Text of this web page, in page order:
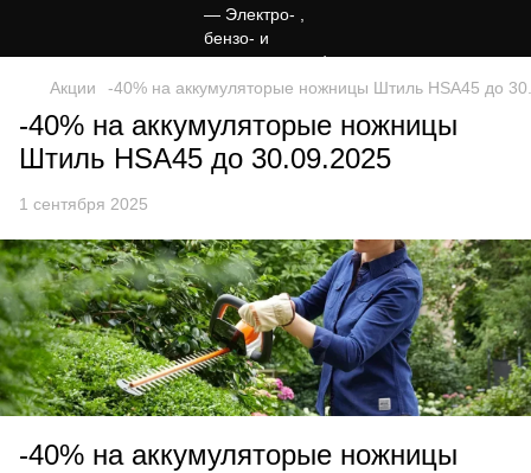
Акции -40% на аккумуляторые ножницы Штиль HSA45 до
-40% на аккумуляторые ножницы
Штиль HSA45 до 30.09.2025
1 сентября 2025
-40% на аккумуляторые ножницы